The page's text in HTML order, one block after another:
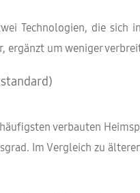
Technologien, die sich
ergänzt um weniger
verbauten
Im Vergleich zu